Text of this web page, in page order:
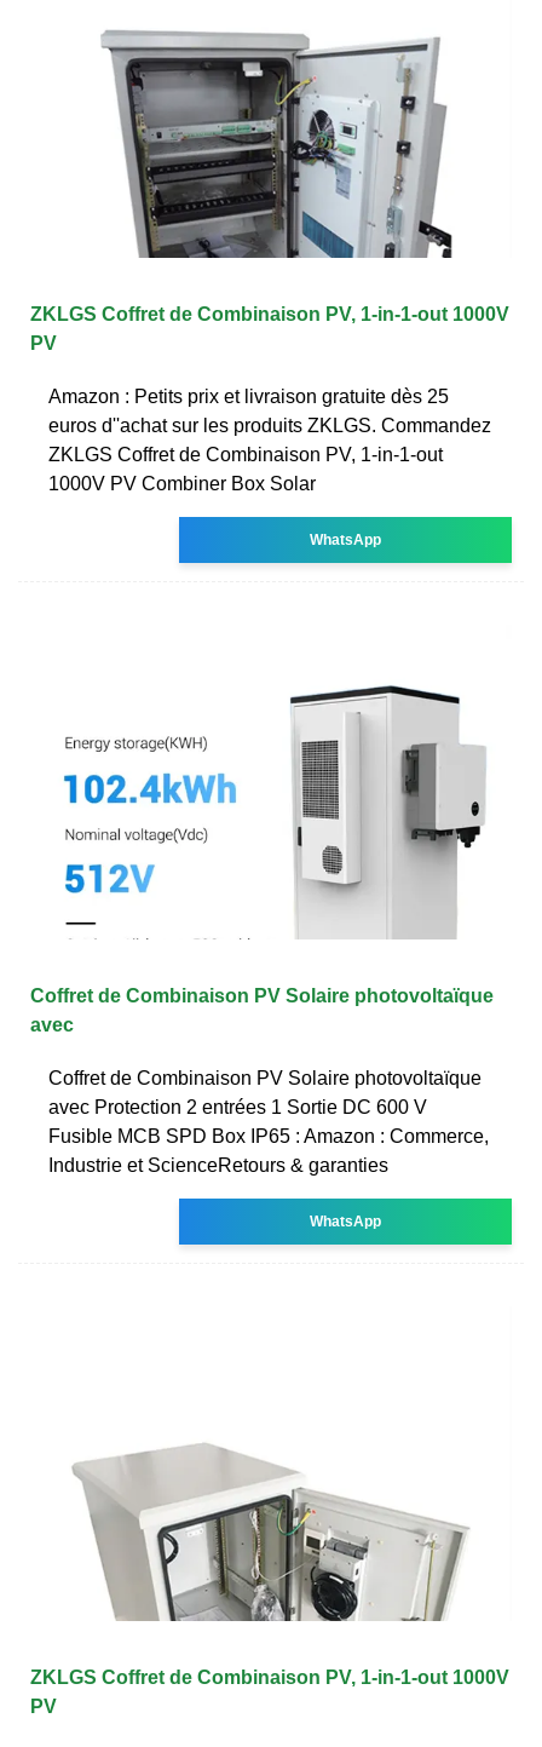
ZKLGS Coffret de Combinaison PV, 1-in-1-out 1000V
PV
Amazon : Petits prix et livraison gratuite dès 25
euros d''achat sur les produits ZKLGS. Commandez
ZKLGS Coffret de Combinaison PV, 1-in-1-out
1000V PV Combiner Box Solar
WhatsApp
Coffret de Combinaison PV Solaire photovoltaïque
avec
Coffret de Combinaison PV Solaire photovoltaïque
avec Protection 2 entrées 1 Sortie DC 600 V
Fusible MCB SPD Box IP65 : Amazon : Commerce,
Industrie et ScienceRetours & garanties
WhatsApp
ZKLGS Coffret de Combinaison PV, 1-in-1-out 1000V
PV